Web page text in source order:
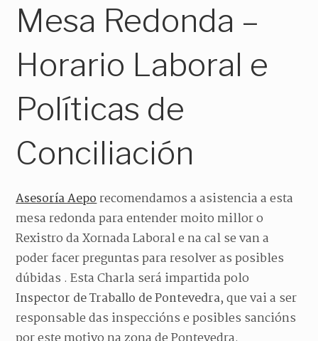
Mesa Redonda –
Horario Laboral e
Políticas de
Conciliación
Asesoría Aeporecomendamos a asistencia a esta
mesa redonda para entender moito millor o
Rexistro da Xornada Laboral e na cal se van a
poder facer preguntas para resolver as posibles
dúbidas . Esta Charla será impartida polo
Inspector de Traballo de Pontevedra, que vai a ser
responsable das inspeccións e posibles sancións